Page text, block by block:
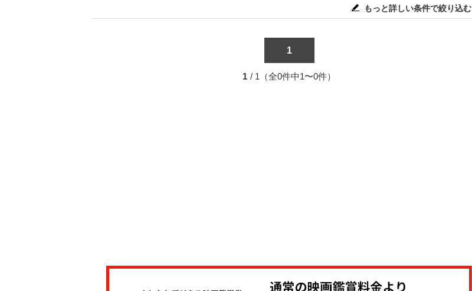
もっと詳しい条件で絞り込む
1
1 / 1（全0件中1〜0件）